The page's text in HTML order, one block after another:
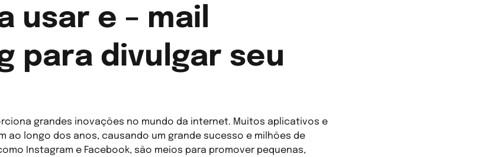
usar e – mail
para divulgar seu
grandes inovações no mundo da internet. Muitos aplicativos e
ao longo dos anos, causando um grande sucesso e milhões de
Instagram e Facebook, são meios para promover pequenas,